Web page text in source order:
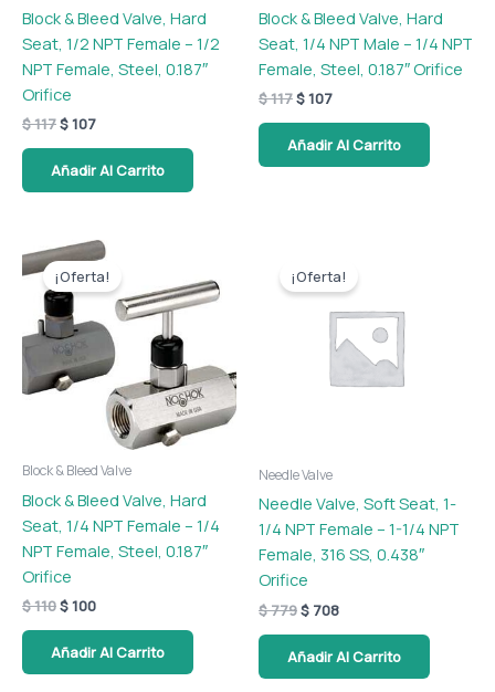
Block & Bleed Valve, Hard
Seat, 1/2 NPT Female – 1/2
NPT Female, Steel, 0.187″
Orifice
$117$107
Añadir Al Carrito
Block & Bleed Valve, Hard
Seat, 1/4 NPT Male – 1/4 NPT
Female, Steel, 0.187″ Orifice
$117$107
Añadir Al Carrito
¡Oferta!
Block & Bleed Valve
Block & Bleed Valve, Hard
Seat, 1/4 NPT Female – 1/4
NPT Female, Steel, 0.187″
Orifice
$110
El
precio
original
era:
$ 110.
$100
El
precio
actual
es:
$ 100.
Añadir Al Carrito
¡Oferta!
Needle Valve
Needle Valve, Soft Seat, 1-
1/4 NPT Female – 1-1/4 NPT
Female, 316 SS, 0.438″
Orifice
$779
original
$ 779.
$ 708
actual
$ 708.
Añadir Al Carrito